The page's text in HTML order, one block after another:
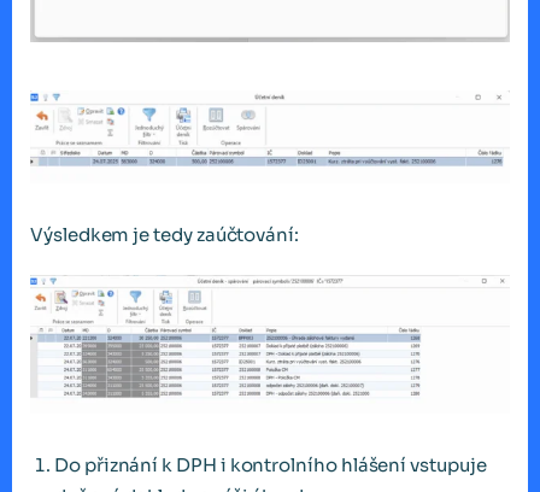
Výsledkem je tedy zaúčtování:
Do přiznání k DPH i kontrolního hlášení vstupuje